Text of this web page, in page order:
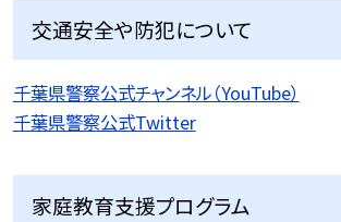
交通安全や防犯について
千葉県警察公式チャンネル（YouTube）
千葉県警察公式Twitter
家庭教育支援プログラム